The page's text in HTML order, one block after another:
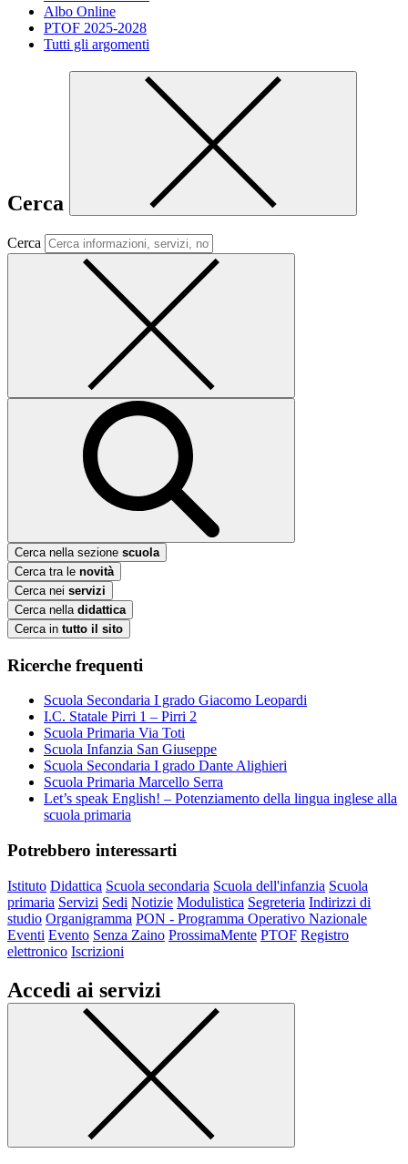
Albo Online
PTOF 2025-2028
Tutti gli argomenti
Cerca
Cerca
Cerca nella sezione scuola
Cerca tra le novità
Cerca nei servizi
Cerca nella didattica
Cerca in tutto il sito
Ricerche frequenti
Scuola Secondaria I grado Giacomo Leopardi
I.C. Statale Pirri 1 – Pirri 2
Scuola Primaria Via Toti
Scuola Infanzia San Giuseppe
Scuola Secondaria I grado Dante Alighieri
Scuola Primaria Marcello Serra
Let’s speak English! – Potenziamento della lingua inglese alla
scuola primaria
Potrebbero interessarti
Istituto Didattica Scuola secondaria Scuola dell'infanzia Scuola
primaria Servizi Sedi Notizie Modulistica Segreteria Indirizzi di
studio Organigramma PON - Programma Operativo Nazionale
Eventi Evento Senza Zaino ProssimaMente PTOF Registro
elettronico Iscrizioni
Accedi ai servizi